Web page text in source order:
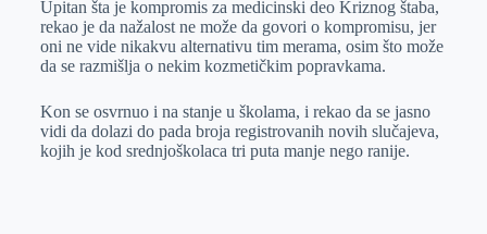
Upitan šta je kompromis za medicinski deo Kriznog štaba,
rekao je da nažalost ne može da govori o kompromisu, jer
oni ne vide nikakvu alternativu tim merama, osim što može
da se razmišlja o nekim kozmetičkim popravkama.
Kon se osvrnuo i na stanje u školama, i rekao da se jasno
vidi da dolazi do pada broja registrovanih novih slučajeva,
kojih je kod srednjoškolaca tri puta manje nego ranije.